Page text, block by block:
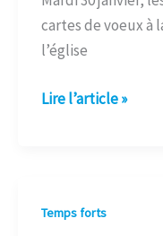
cartes de voeux à
l’église
CP
Lire l’article »
Temps forts
Intervention